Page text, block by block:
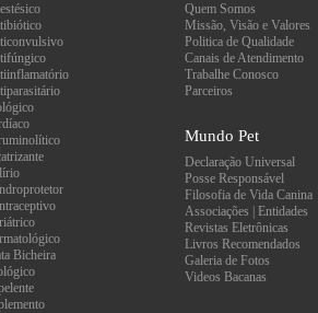
Bicheira
Quem Somos
Missão, Visão e Valores
Politica de Qualidade
Canais de Atendimento
Trabalhe Conosco
Parceiros
Mundo Pet
Declaração Universal
Posse Responsável
Filosofia de Vida Canina
Associações | Entidades
Revistas Eletrônicas
Livros Recomendados
Galeria de Fotos
Videos Bacanas